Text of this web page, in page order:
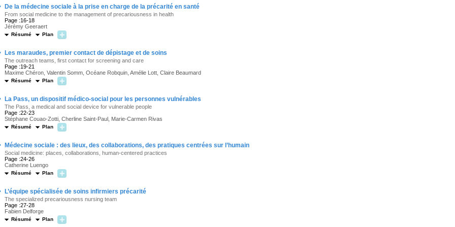
De la médecine sociale à la prise en charge de la précarité en santé
From social medicine to the management of precariousness in health
Page :16-18
Jérémy Geeraert
Résumé Plan
Les maraudes, premier contact de dépistage et de soins
The outreach teams, first contact for screening and care
Page :19-21
Maxime Chéron, Valentin Somm, Océane Robquin, Amélie Lott, Claire Beaumard
Résumé Plan
La Pass, un dispositif médico-social pour les personnes vulnérables
The Pass, a medical and social device for vulnerable people
Page :22-23
Stéphane Couao-Zotti, Cherline Saint-Paul, Marie-Carmen Rivas
Résumé Plan
Médecine sociale : des lieux, des collaborations, des pratiques centrées sur l’humain
Social medicine: places, collaborations, human-centered practices
Page :24-26
Catherine Luengo
Résumé Plan
L’équipe spécialisée de soins infirmiers précarité
The specialized precariousness nursing team
Page :27-28
Fabien Delforge
Résumé Plan